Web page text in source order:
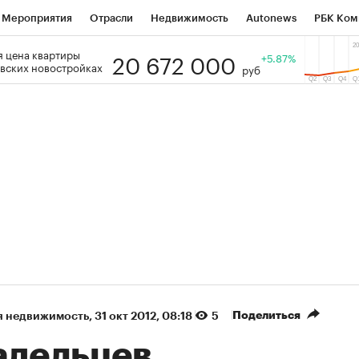
Мероприятия Отрасли Недвижимость Autonews РБК
РБК Образование Тренды
цена квартиры
новостройках
20 672 000 руб
+5.87%
недвижимость⁠, 31 окт 2012, 08:18 5 Поделиться